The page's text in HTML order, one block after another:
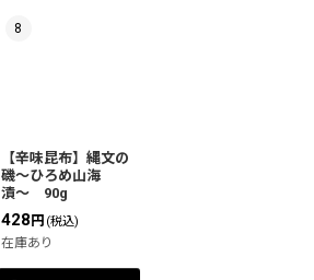
8
【辛味昆布】縄文の
磯〜ひろめ山海
漬〜 90g
428 円 (税込)
在庫あり